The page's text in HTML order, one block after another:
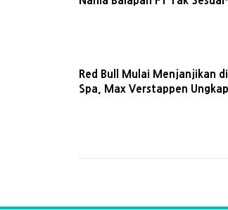
Red Bull Mulai Menjanjikan di
Spa, Max Verstappen Ungkap